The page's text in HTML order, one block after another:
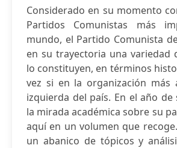
Considerado en su momento
Partidos Comunistas más
mundo, el Partido Comunista
en su trayectoria una variedad
lo constituyen, en términos
vez si en la organización más
izquierda del país. En el año de
la mirada académica sobre su
aquí en un volumen que
un abanico de tópicos y